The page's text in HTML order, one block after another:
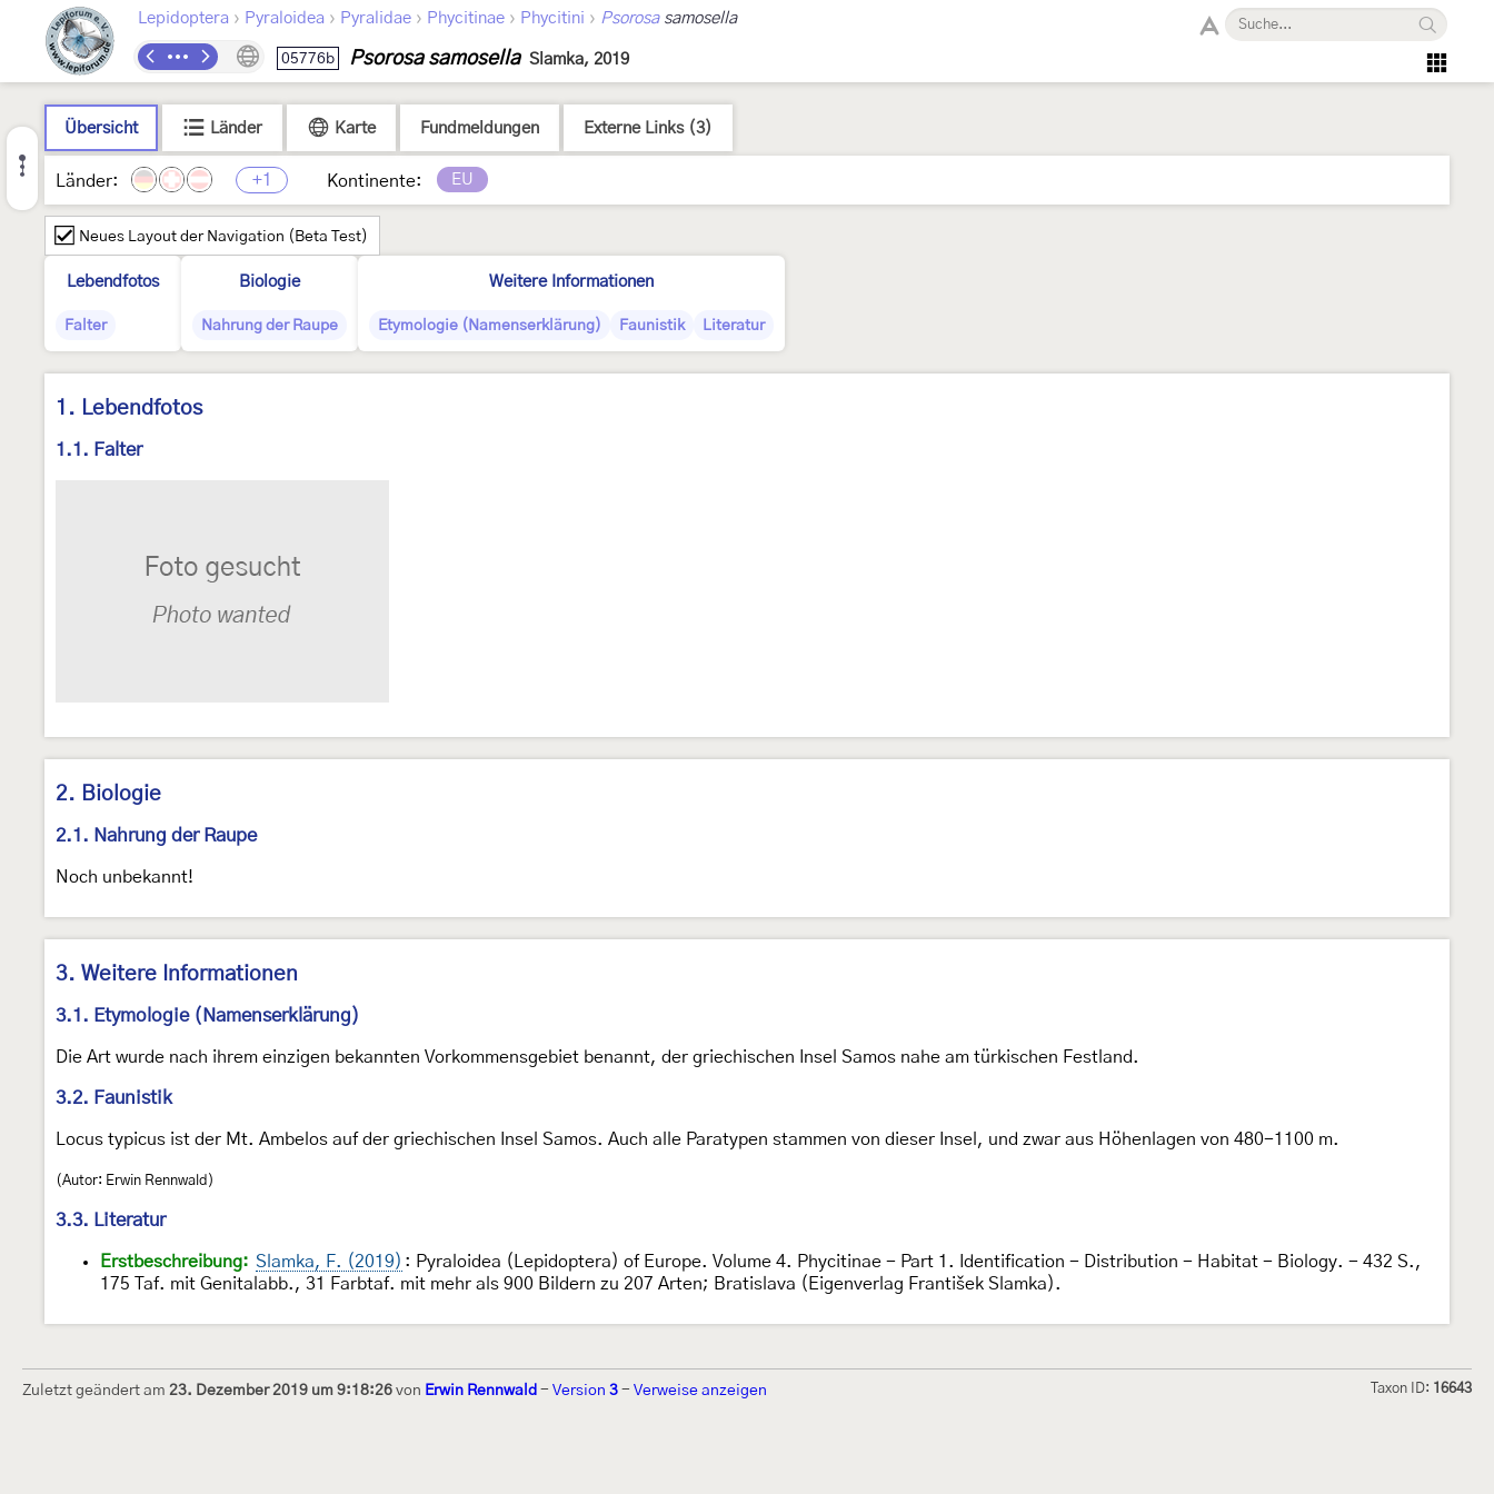
Lepidoptera › Pyraloidea › Pyralidae › Phycitinae › Phycitini › Psorosasamosella
05776b Psorosa samosella Slamka, 2019
Übersicht Länder Karte Fundmeldungen Externe Links (3)
Länder: +1 Kontinente: EU
Neues Layout der Navigation (Beta Test)
Lebendfotos
Falter
Biologie
Nahrung der Raupe
Weitere Informationen
Etymologie (Namenserklärung) Faunistik Literatur
1. Lebendfotos
1.1. Falter
2. Biologie
2.1. Nahrung der Raupe
Noch unbekannt!
3. Weitere Informationen
3.1. Etymologie (Namenserklärung)
Die Art wurde nach ihrem einzigen bekannten Vorkommensgebiet benannt, der griechischen Insel Samos nahe am türkischen Festland.
3.2. Faunistik
Locus typicus ist der Mt. Ambelos auf der griechischen Insel Samos. Auch alle Paratypen stammen von dieser Insel, und zwar aus Höhenlagen von 480-1100 m.
(Autor: Erwin Rennwald)
3.3. Literatur
Erstbeschreibung: Slamka, F. (2019) : Pyraloidea (Lepidoptera) of Europe. Volume 4. Phycitinae - Part 1. Identification - Distribution - Habitat - Biology. - 432 S.,
175 Taf. mit Genitalabb., 31 Farbtaf. mit mehr als 900 Bildern zu 207 Arten; Bratislava (Eigenverlag František Slamka).
Zuletzt geändert am 23. Dezember 2019 um 9:18:26 von Erwin Rennwald - Version 3 - Verweise anzeigen Taxon ID: 16643